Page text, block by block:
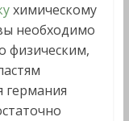
химическому
необходимо
физическим,
германия